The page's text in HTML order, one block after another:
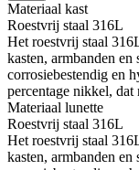
Materiaal kast
Roestvrij staal 316L
Het roestvrij staal
kasten, armbanden en
corrosiebestendig en
percentage nikkel, dat
Materiaal lunette
Roestvrij staal 316L
Het roestvrij staal
kasten, armbanden en